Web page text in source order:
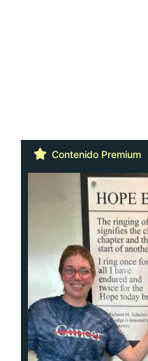
Contenido Premium